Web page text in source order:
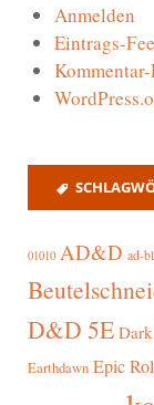
Anmelden
Eintrags-
01010 AD&D ad-
D&D 5E
Earthdawn Epic